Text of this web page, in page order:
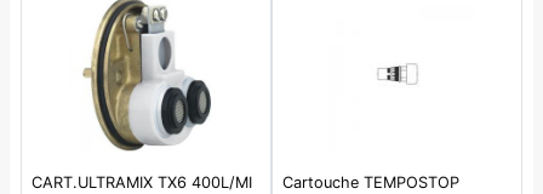
CART.ULTRAMIX TX6 400L/MI
Cartouche TEMPOSTOP